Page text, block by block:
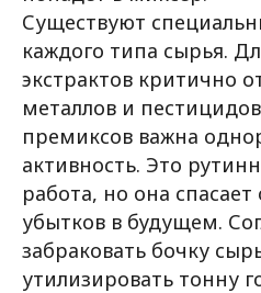
Существуют
каждого типа сырья.
экстрактов критично
металлов и
премиксов важна
активность. Это
работа, но она спасает
убытков в будущем.
забраковать бочку
утилизировать тонну